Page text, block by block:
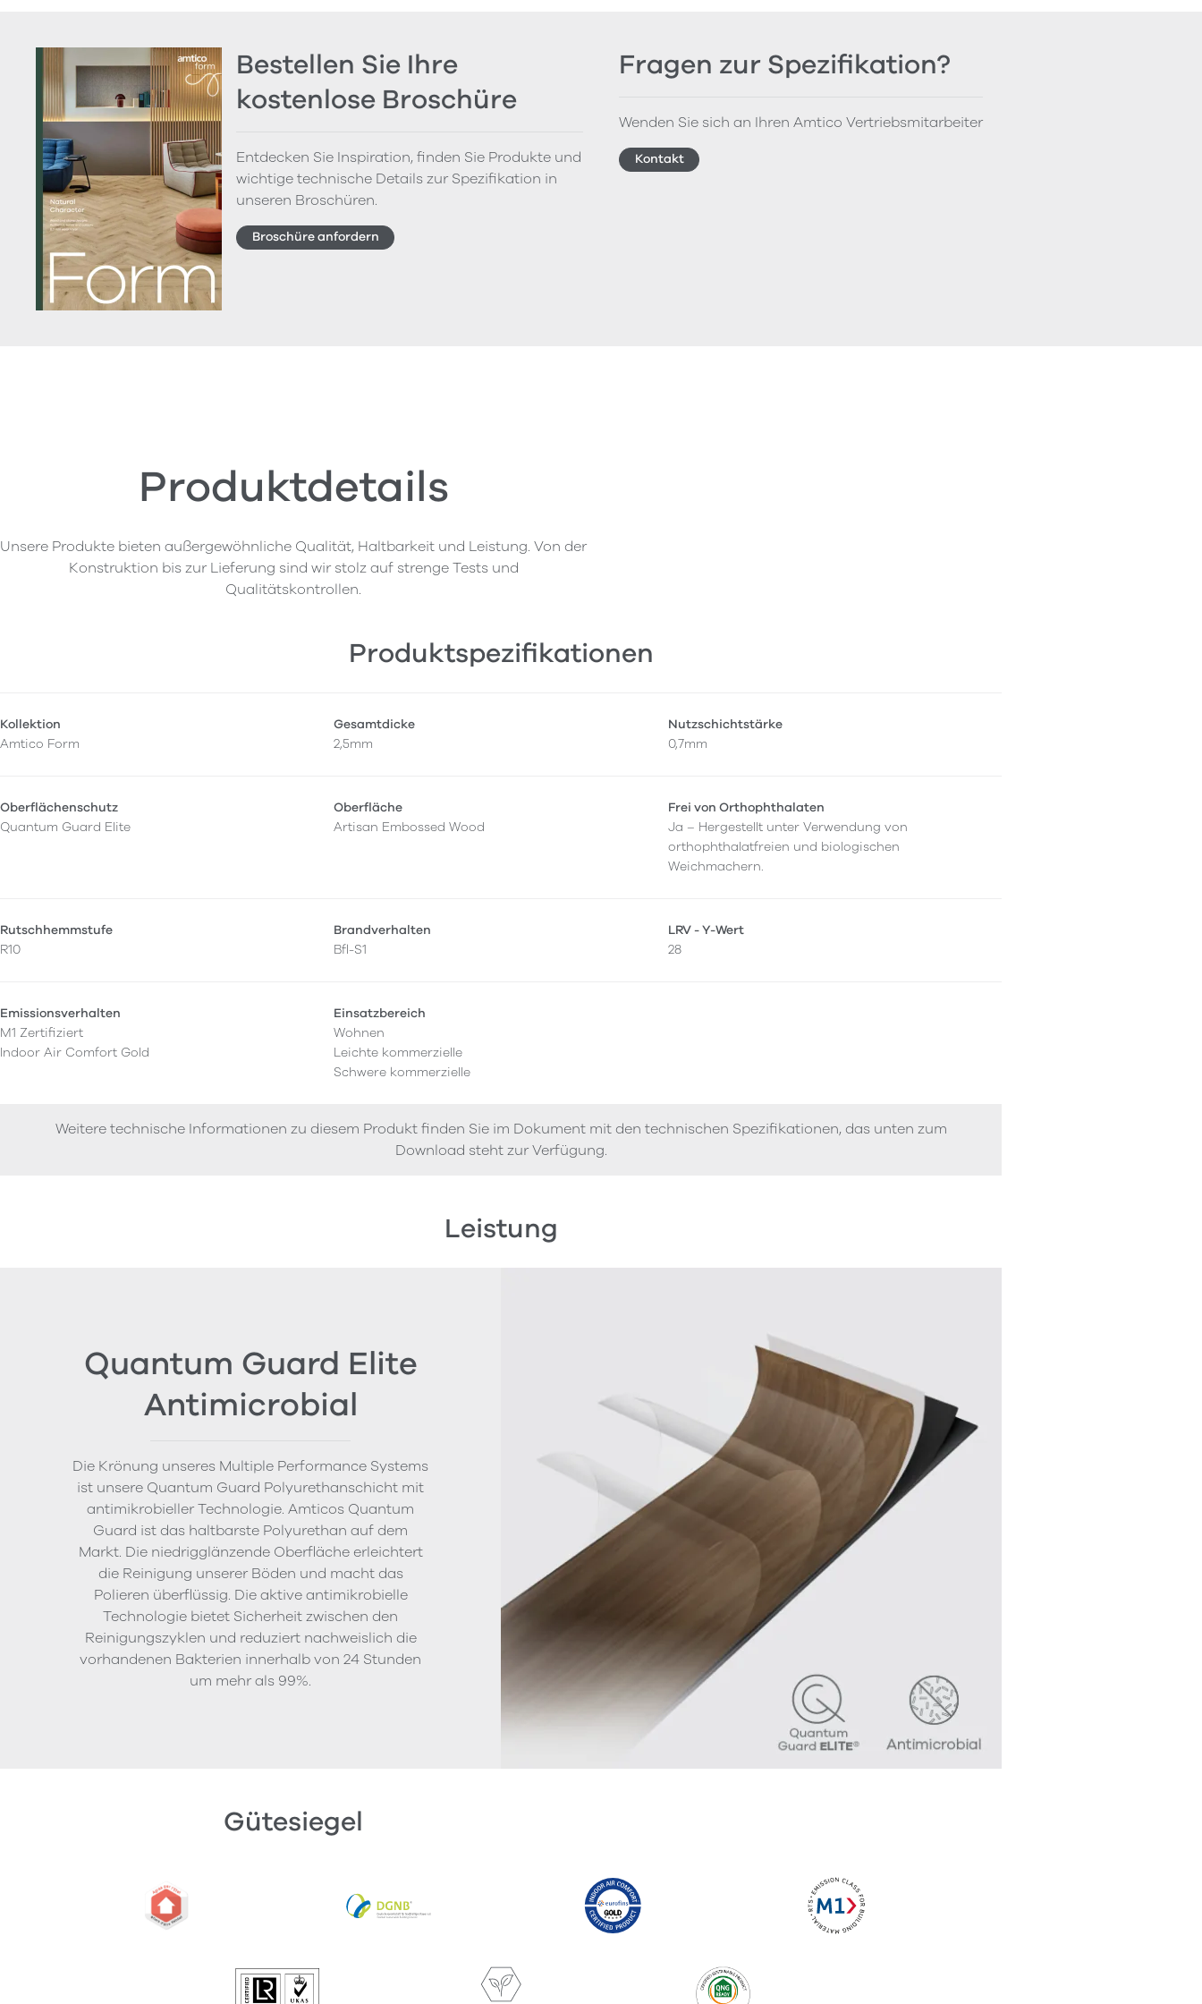
Bestellen Sie Ihre
kostenlose Broschüre
Entdecken Sie Inspiration, finden Sie Produkte und
wichtige technische Details zur Spezifikation in
unseren Broschüren.
Broschüre anfordern
Fragen zur Spezifikation?
Wenden Sie sich an Ihren Amtico Vertriebsmitarbeiter
Kontakt
Produktdetails
Unsere Produkte bieten außergewöhnliche Qualität, Haltbarkeit und Leistung. Von der
Konstruktion bis zur Lieferung sind wir stolz auf strenge Tests und
Qualitätskontrollen.
Produktspezifikationen
Kollektion
Amtico Form
Gesamtdicke
2,5mm
Nutzschichtstärke
0,7mm
Oberflächenschutz
Quantum Guard Elite
Oberfläche
Artisan Embossed Wood
Frei von Orthophthalaten
Ja – Hergestellt unter Verwendung von
orthophthalatfreien und biologischen
Weichmachern.
Rutschhemmstufe
R10
Brandverhalten
Bfl-S1
LRV - Y-Wert
28
Emissionsverhalten
M1 Zertifiziert
Indoor Air Comfort Gold
Einsatzbereich
Wohnen
Leichte kommerzielle
Schwere kommerzielle
Weitere technische Informationen zu diesem Produkt finden Sie im Dokument mit den technischen Spezifikationen, das unten zum
Download steht zur Verfügung.
Leistung
Quantum Guard Elite
Antimicrobial
Die Krönung unseres Multiple Performance Systems
ist unsere Quantum Guard Polyurethanschicht mit
antimikrobieller Technologie. Amticos Quantum
Guard ist das haltbarste Polyurethan auf dem
Markt. Die niedrigglänzende Oberfläche erleichtert
die Reinigung unserer Böden und macht das
Polieren überflüssig. Die aktive antimikrobielle
Technologie bietet Sicherheit zwischen den
Reinigungszyklen und reduziert nachweislich die
vorhandenen Bakterien innerhalb von 24 Stunden
um mehr als 99%.
Gütesiegel